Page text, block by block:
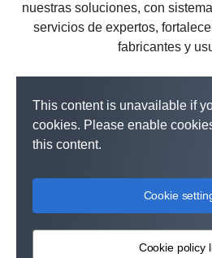
nuestras soluciones, con
servicios de expertos,
fabricantes y
This content is unavailable if
cookies. Please enable
this content.
Cookie
Cookie policy